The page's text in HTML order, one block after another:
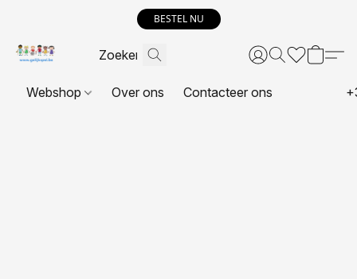
BESTEL NU
Webshop Over ons Contacteer ons